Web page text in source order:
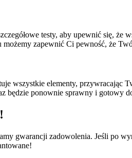
testy, aby upewnić się, że
zapewnić Ci pewność, że
wszystkie elementy,
będzie ponownie sprawny i gotowy
gwarancji zadowolenia. Jeśli